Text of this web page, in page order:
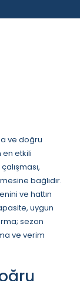
ve doğru
en etkili
bağlıdır.
ve hattın
uygun
sezon
ve verim